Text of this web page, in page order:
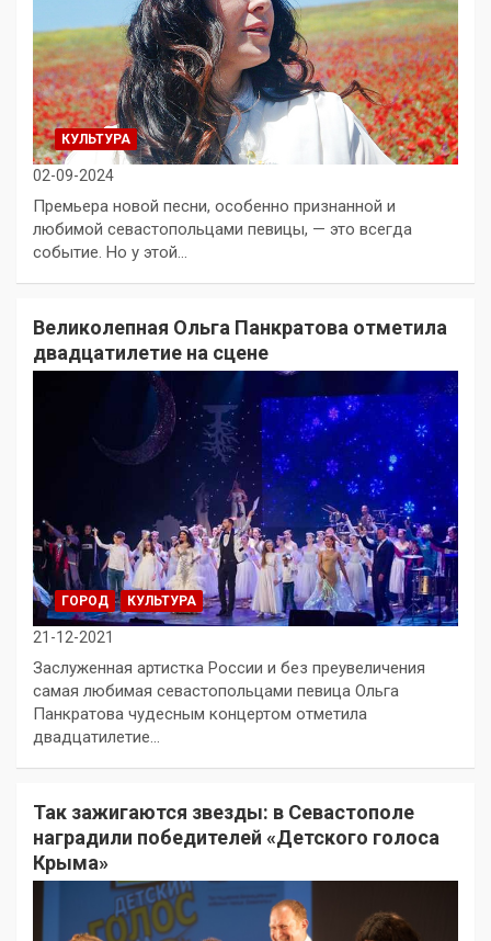
КУЛЬТУРА
02-09-2024
Премьера новой песни, особенно признанной и
любимой севастопольцами певицы, — это всегда
событие. Но у этой…
Великолепная Ольга Панкратова отметила
двадцатилетие на сцене
ГОРОД КУЛЬТУРА
21-12-2021
Заслуженная артистка России и без преувеличения
самая любимая севастопольцами певица Ольга
Панкратова чудесным концертом отметила
двадцатилетие…
Так зажигаются звезды: в Севастополе
наградили победителей «Детского голоса
Крыма»